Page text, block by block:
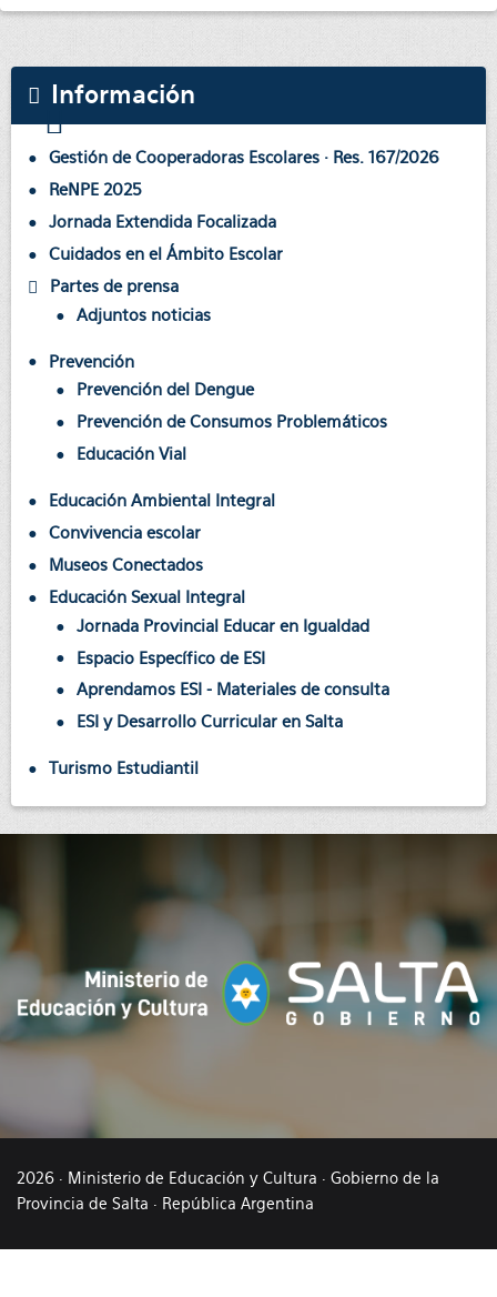
Información
Gestión de Cooperadoras Escolares · Res. 167/2026
ReNPE 2025
Jornada Extendida Focalizada
Cuidados en el Ámbito Escolar
Partes de prensa
Adjuntos noticias
Prevención
Prevención del Dengue
Prevención de Consumos Problemáticos
Educación Vial
Educación Ambiental Integral
Convivencia escolar
Museos Conectados
Educación Sexual Integral
Jornada Provincial Educar en Igualdad
Espacio Específico de ESI
Aprendamos ESI - Materiales de consulta
ESI y Desarrollo Curricular en Salta
Turismo Estudiantil
2026 · Ministerio de Educación y Cultura · Gobierno de la
Provincia de Salta · República Argentina